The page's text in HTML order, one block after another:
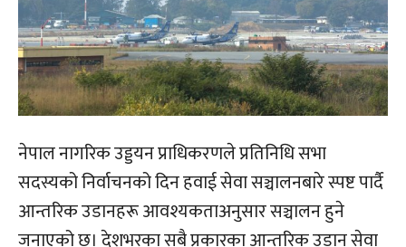
नेपाल नागरिक उड्डयन प्राधिकरणले प्रतिनिधि सभा
सदस्यको निर्वाचनको दिन हवाई सेवा सञ्चालनबारे स्पष्ट पार्दै
आन्तरिक उडानहरू आवश्यकताअनुसार सञ्चालन हुने
जनाएको छ। देशभरका सबै प्रकारका आन्तरिक उडान सेवा